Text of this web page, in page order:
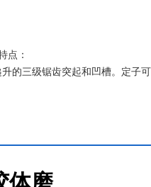
点：
的三级锯齿突起和凹槽。定子